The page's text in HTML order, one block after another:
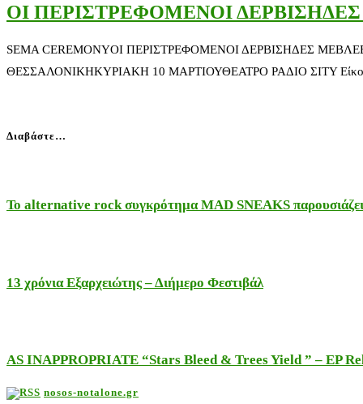
ΟΙ ΠΕΡΙΣΤΡΕΦΟΜΕΝΟΙ
SEMA CEREMONYΟΙ ΠΕΡΙΣΤΡΕΦΟΜΕΝΟΙ ΔΕΡΒΙΣΗΔΕΣ
ΘΕΣΣΑΛΟΝΙΚΗΚΥΡΙΑΚΗ 10 ΜΑΡΤΙΟΥΘΕΑΤΡΟ ΡΑΔΙΟ ΣΙΤΥ Είκοσι
Διαβάστε…
Το alternative rock συγκρότημα MAD SNEAKS
13 χρόνια Εξαρχειώτης – Διήμερο Φεστιβάλ
AS INAPPROPRIATE “Stars Bleed & Trees Yield ” – EP
nosos-notalone.gr